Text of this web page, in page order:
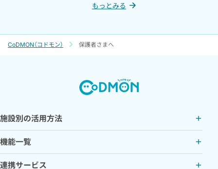
株式会社東京商工リサーチ（2026年1月）
2026年7月時点
株式会社コドモン
もっとみる
CoDMON（コドモン） 保護者さまへ
施設別の活用方法
機能一覧
連携サービス